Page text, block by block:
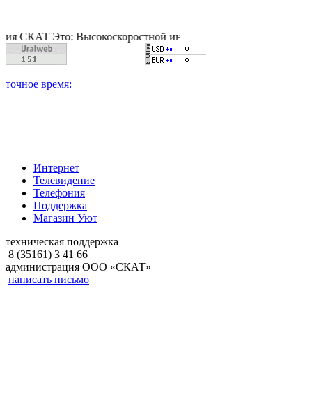
Это: Высокоскоростной интернет, качественное
Интернет
Телевидение
Телефония
Поддержка
Магазин Уют
техническая поддержка
8 (35161) 3 41 66
администрация ООО «СКАТ»
написать письмо